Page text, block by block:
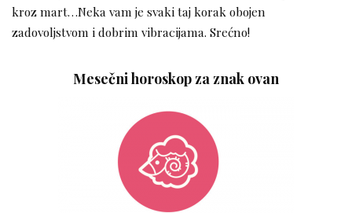
kroz mart…Neka vam je svaki taj korak obojen
zadovoljstvom i dobrim vibracijama. Srećno!
Mesečni horoskop za znak ovan